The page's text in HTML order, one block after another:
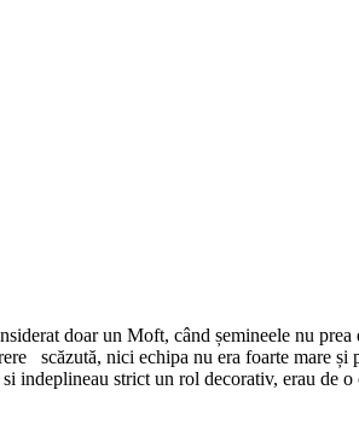
doar un Moft, când șemineele nu
scăzută, nici echipa nu era foarte mare și
indeplineau strict un rol decorativ, erau de